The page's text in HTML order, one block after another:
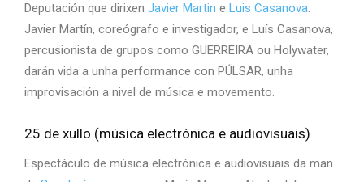
Deputación que dirixen Javier Martin e Luis Casanova.
Javier Martín, coreógrafo e investigador, e Luís Casanova,
percusionista de grupos como GUERREIRA ou Holywater,
darán vida a unha performance con PÚLSAR, unha
improvisación a nivel de música e movemento.
25 de xullo (música electrónica e audiovisuais)
Espectáculo de música electrónica e audiovisuais da man